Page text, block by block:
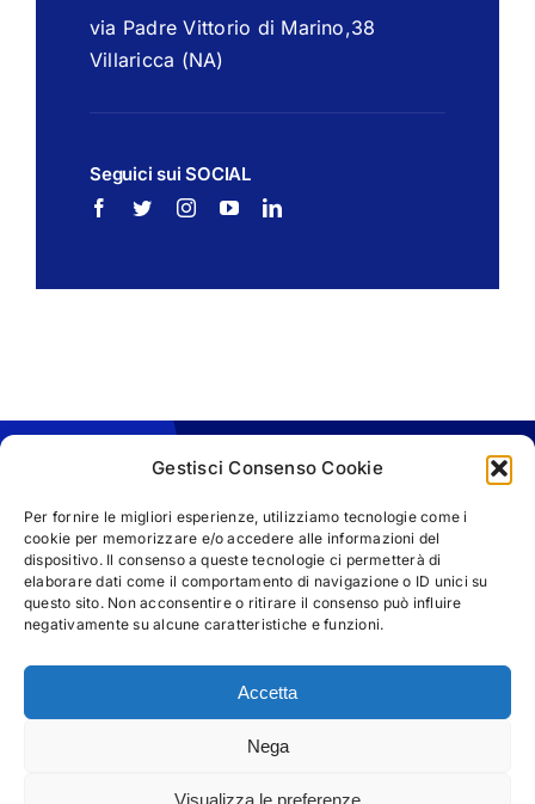
Gestisci Consenso Cookie
Per fornire le migliori esperienze, utilizziamo tecnologie come i
cookie per memorizzare e/o accedere alle informazioni del
dispositivo. Il consenso a queste tecnologie ci permetterà di
elaborare dati come il comportamento di navigazione o ID unici su
questo sito. Non acconsentire o ritirare il consenso può influire
negativamente su alcune caratteristiche e funzioni.
Accetta
Nega
Visualizza le preferenze
via Padre Vittorio di Marino,38
Villaricca (NA)
Seguici sui SOCIAL
© Copyright 2025 | M&M Business Communication s.r.l -